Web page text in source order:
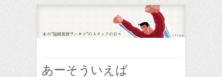
あーそういえば